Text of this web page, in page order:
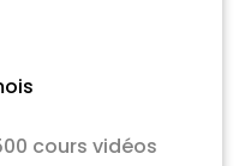
cours vidéos